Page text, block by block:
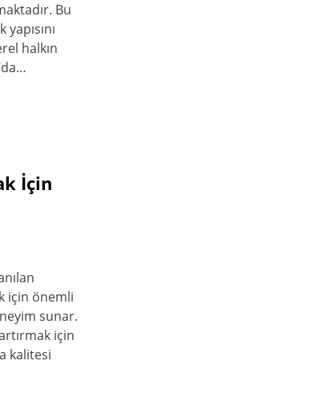
Bu
halkın
İçin
için önemli
sunar.
için
kalitesi